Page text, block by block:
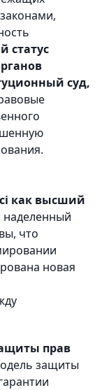
статус
суд,
как высший
наделенный
что
новая
прав
защиты